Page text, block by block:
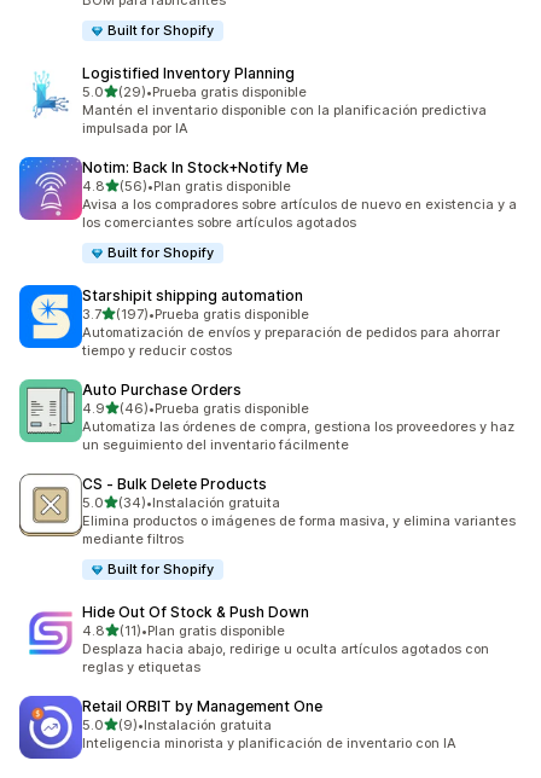
Built for Shopify
Logistified Inventory Planning
5.0de 5 estrellas
(29)
29 reseñas en total
•Prueba gratis disponible
Mantén el inventario disponible con la planificación predictiva
impulsada por IA
Notim: Back In Stock+Notify Me
4.8de 5 estrellas
(56)
56 reseñas en total
•Plan gratis disponible
Avisa a los compradores sobre artículos de nuevo en existencia y a
los comerciantes sobre artículos agotados
Built for Shopify
Starshipit shipping automation
3.7de 5 estrellas
(197)
197 reseñas en total
•Prueba gratis disponible
Automatización de envíos y preparación de pedidos para ahorrar
tiempo y reducir costos
Auto Purchase Orders
4.9de 5 estrellas
(46)
46 reseñas en total
•Prueba gratis disponible
Automatiza las órdenes de compra, gestiona los proveedores y haz
un seguimiento del inventario fácilmente
CS ‑ Bulk Delete Products
5.0de 5 estrellas
(34)
34 reseñas en total
•Instalación gratuita
Elimina productos o imágenes de forma masiva, y elimina variantes
mediante filtros
Built for Shopify
Hide Out Of Stock & Push Down
4.8de 5 estrellas
(11)
11 reseñas en total
•Plan gratis disponible
Desplaza hacia abajo, redirige u oculta artículos agotados con
reglas y etiquetas
Retail ORBIT by Management One
5.0de 5 estrellas
(9)
9 reseñas en total
•Instalación gratuita
Inteligencia minorista y planificación de inventario con IA